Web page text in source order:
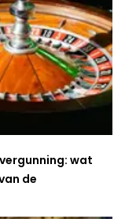
wat
de